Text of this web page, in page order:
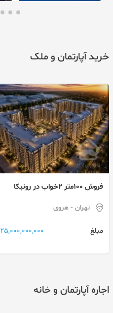
خرید آپارتمان و ملک
فروش ۱۰۰متر ۲خواب در رونیکا
اقساطتهران - هروی
مبلغ 25,000,000,000 تومان
اجاره آپارتمان و خانه